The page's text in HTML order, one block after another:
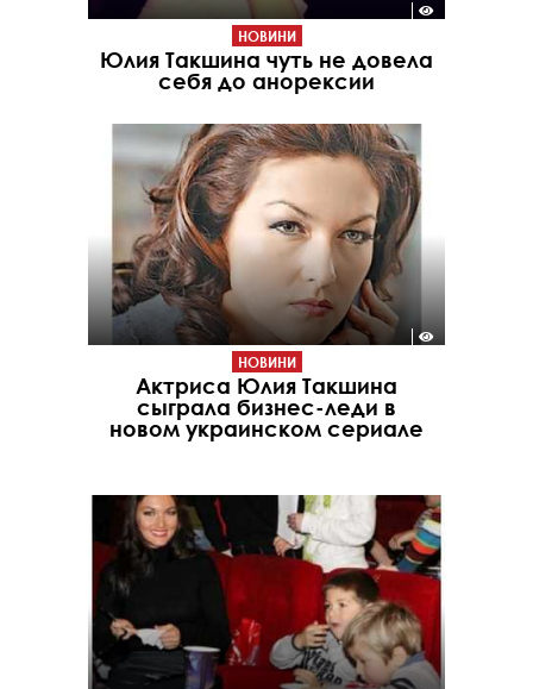
НОВИНИ
Юлия Такшина чуть не довела
себя до анорексии
НОВИНИ
Актриса Юлия Такшина
сыграла бизнес-леди в
новом украинском сериале